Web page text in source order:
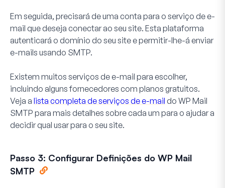
Em seguida, precisará de uma conta para o serviço de e-
mail que deseja conectar ao seu site. Esta plataforma
autenticará o domínio do seu site e permitir-lhe-á enviar
e-mails usando SMTP.
Existem muitos serviços de e-mail para escolher,
incluindo alguns fornecedores com planos gratuitos.
Veja a lista completa de serviços de e-mail do WP Mail
SMTP para mais detalhes sobre cada um para o ajudar a
decidir qual usar para o seu site.
Passo 3: Configurar Definições do WP Mail
SMTP